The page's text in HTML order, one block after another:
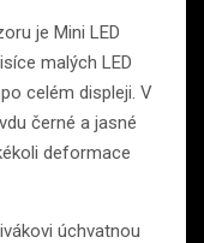
je Mini LED
malých LED
celém displeji. V
černé a jasné
deformace
úchvatnou